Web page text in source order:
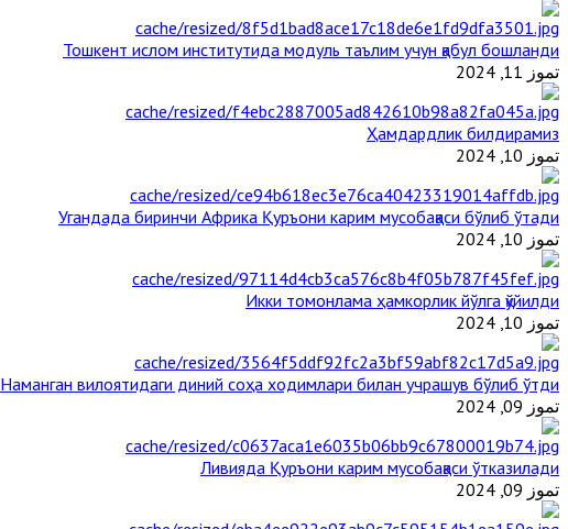
Тошкент ислом институтида модуль таълим учун қабул бошланди
تموز 11, 2024
Ҳамдардлик билдирамиз
تموز 10, 2024
Угандада биринчи Aфрика Қуръони карим мусобақаси бўлиб ўтади
تموز 10, 2024
Икки томонлама ҳамкорлик йўлга қўйилди
تموز 10, 2024
Наманган вилоятидаги диний соҳа ходимлари билан учрашув бўлиб ўтди
تموز 09, 2024
Ливияда Қуръони карим мусобақаси ўтказилади
تموز 09, 2024